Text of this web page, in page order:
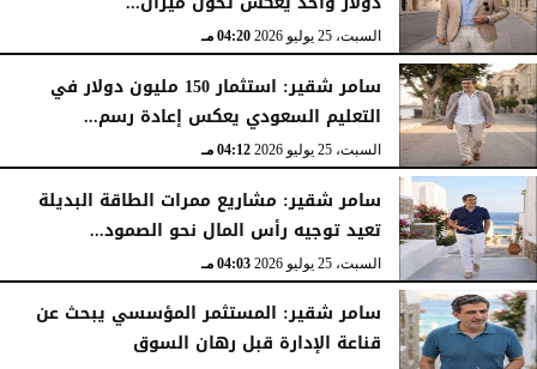
السبت، 25 يوليو 2026 04:20 مـ
سامر شقير: استثمار 150 مليون دولار في
التعليم السعودي يعكس إعادة رسم...
السبت، 25 يوليو 2026 04:12 مـ
سامر شقير: مشاريع ممرات الطاقة البديلة
تعيد توجيه رأس المال نحو الصمود...
السبت، 25 يوليو 2026 04:03 مـ
سامر شقير: المستثمر المؤسسي يبحث عن
قناعة الإدارة قبل رهان السوق